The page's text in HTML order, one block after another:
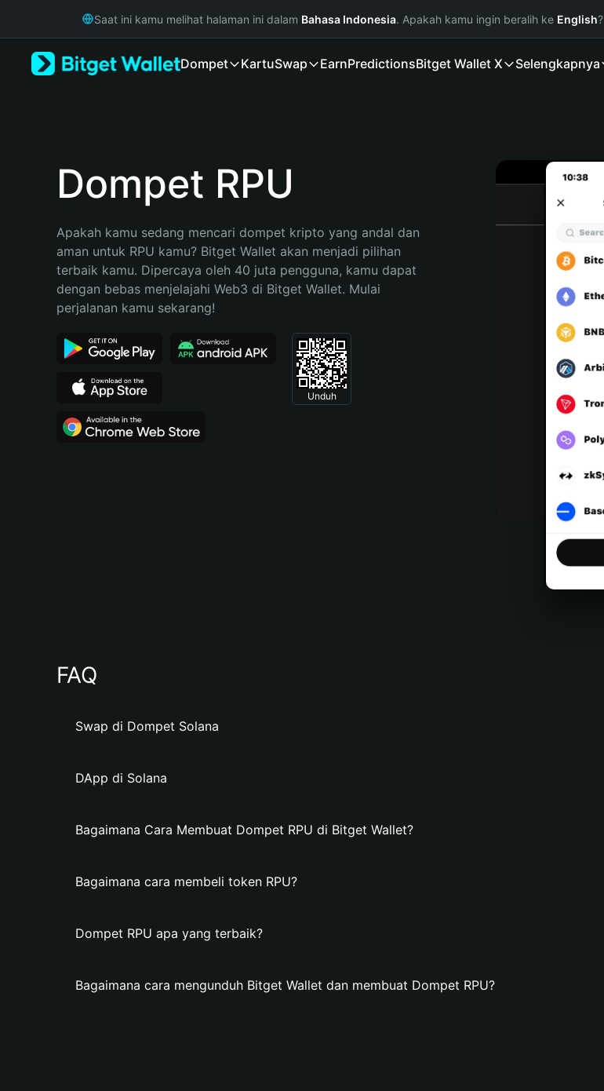
Русский
Bahasa Indonesia
Español (Argentina)
Saat ini kamu melihat halaman ini dalam Bahasa Indonesia. Apakah kamu ingin beralih ke English?
Dompet KartuSwap EarnPredictionsBitget Wallet X Selengkapnya
Dompet RPU
Apakah kamu sedang mencari dompet kripto yang andal dan
aman untuk RPU kamu? Bitget Wallet akan menjadi pilihan
terbaik kamu. Dipercaya oleh 40 juta pengguna, kamu dapat
dengan bebas menjelajahi Web3 di Bitget Wallet. Mulai
perjalanan kamu sekarang!
Unduh
FAQ
Swap di Dompet Solana
DApp di Solana
Bagaimana Cara Membuat Dompet RPU di Bitget Wallet?
Bagaimana cara membeli token RPU?
Dompet RPU apa yang terbaik?
Bagaimana cara mengunduh Bitget Wallet dan membuat Dompet RPU?